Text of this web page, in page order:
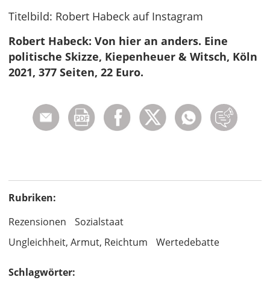
Titelbild: Robert Habeck auf Instagram
Robert Habeck: Von hier an anders. Eine
politische Skizze, Kiepenheuer & Witsch, Köln
2021, 377 Seiten, 22 Euro.
Rubriken:
Rezensionen
Sozialstaat
Ungleichheit, Armut, Reichtum
Wertedebatte
Schlagwörter: